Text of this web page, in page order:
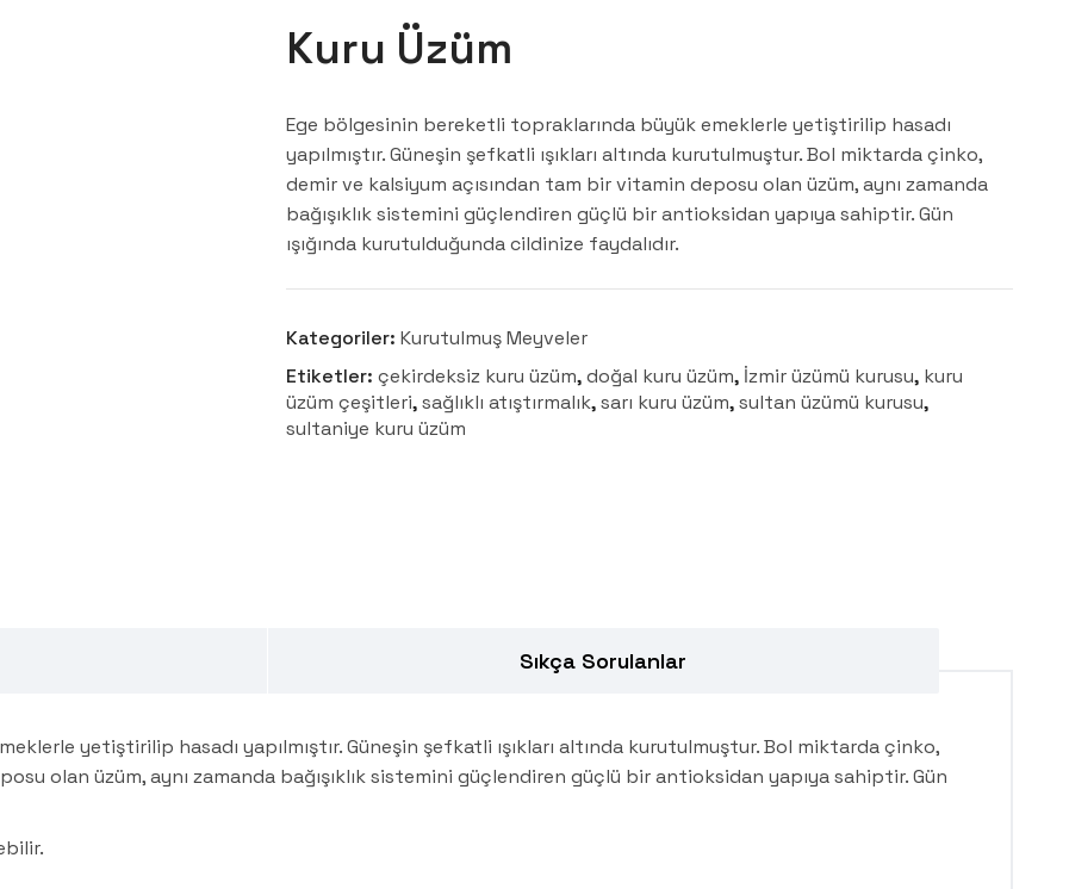
Kuru Üzüm
Ege bölgesinin bereketli topraklarında büyük emeklerle yetiştirilip hasadı
yapılmıştır. Güneşin şefkatli ışıkları altında kurutulmuştur. Bol miktarda çinko,
demir ve kalsiyum açısından tam bir vitamin deposu olan üzüm, aynı zamanda
bağışıklık sistemini güçlendiren güçlü bir antioksidan yapıya sahiptir. Gün
ışığında kurutulduğunda cildinize faydalıdır.
Kategoriler: Kurutulmuş Meyveler
Etiketler: çekirdeksiz kuru üzüm,doğal kuru üzüm, İzmir üzümü kurusu, kuru
üzüm çeşitleri,sağlıklı atıştırmalık,sarı kuru üzüm,sultan üzümü kurusu,
sultaniye kuru üzüm
Sıkça Sorulanlar
yetiştirilip hasadı yapılmıştır. Güneşin şefkatli ışıkları altında kurutulmuştur. Bol miktarda çinko,
olan üzüm, aynı zamanda bağışıklık sistemini güçlendiren güçlü bir antioksidan yapıya sahiptir. Gün